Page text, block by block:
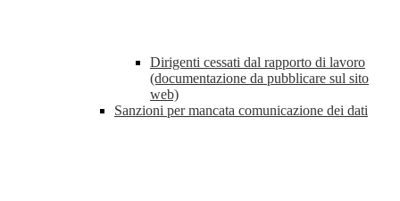
Dirigenti cessati dal rapporto di lavoro
(documentazione da pubblicare sul sito
web)
Sanzioni per mancata comunicazione dei dati